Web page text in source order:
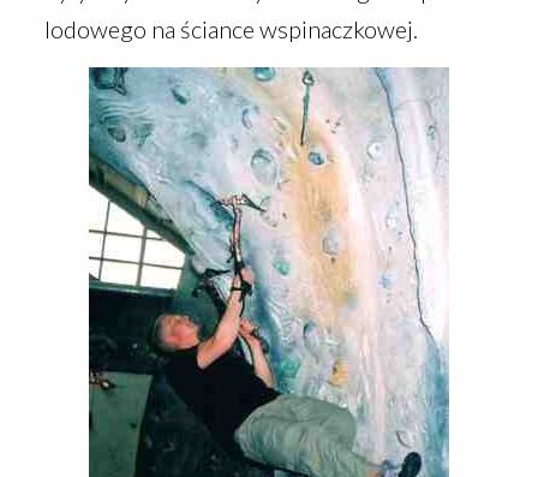
lodowego na ściance wspinaczkowej.